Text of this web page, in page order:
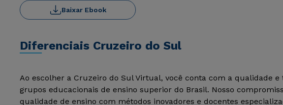
Baixar Ebook
Diferenciais Cruzeiro do Sul
Ao escolher a Cruzeiro do Sul Virtual, você conta com a qualidade
grupos educacionais de ensino superior do Brasil. Nosso
qualidade de ensino com métodos inovadores e docentes